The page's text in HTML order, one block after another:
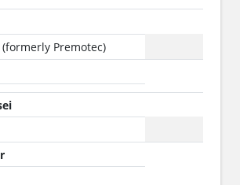
Premotec)